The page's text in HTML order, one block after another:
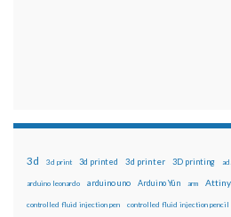
3d 3d print 3d printed 3d printer 3D printing
arduino leonardo arduino uno Arduino Yún arm
controlled fluid injection pen controlled fluid injection pencil